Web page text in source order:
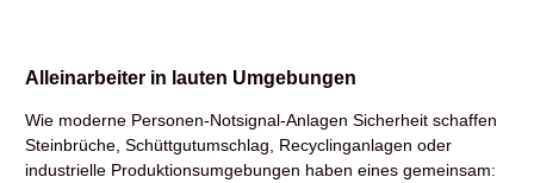
Alleinarbeiter in lauten Umgebungen
Wie moderne Personen-Notsignal-Anlagen Sicherheit schaffen
Steinbrüche, Schüttgutumschlag, Recyclinganlagen oder
industrielle Produktionsumgebungen haben eines gemeinsam: